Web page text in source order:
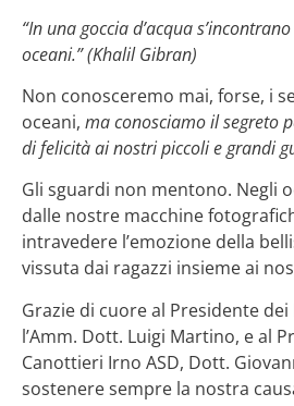
“In una goccia d’acqua
oceani.” (Khalil Gibran)
Non conosceremo mai, forse, i
oceani, ma conosciamo il segreto
di felicità ai nostri piccoli e grandi
Gli sguardi non mentono. Negli
dalle nostre macchine
intravedere l’emozione della
vissuta dai ragazzi insieme ai
Grazie di cuore al Presidente
l’Amm. Dott. Luigi Martino, e al
Canottieri Irno ASD, Dott.
sostenere sempre la nostra